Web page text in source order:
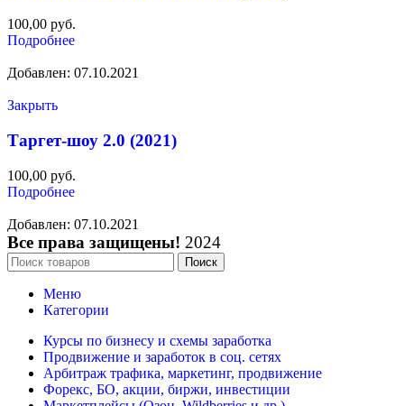
100,00 руб.
Подробнее
Добавлен: 07.10.2021
Закрыть
Таргет-шоу 2.0 (2021)
100,00 руб.
Подробнее
Добавлен: 07.10.2021
Все права защищены! 2024
Поиск
Меню
Категории
Курсы по бизнесу и схемы заработка
Продвижение и заработок в соц. сетях
Арбитраж трафика, маркетинг, продвижение
Форекс, БО, акции, биржи, инвестиции